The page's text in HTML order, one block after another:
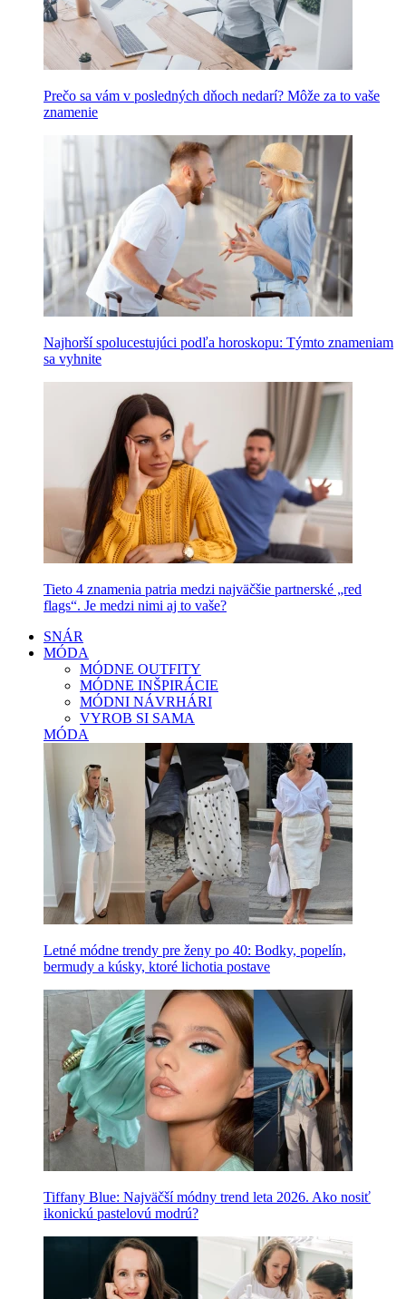
Prečo sa vám v posledných dňoch nedarí? Môže za to vaše
znamenie
Najhorší spolucestujúci podľa horoskopu: Týmto znameniam
sa vyhnite
Tieto 4 znamenia patria medzi najväčšie partnerské „red
flags“. Je medzi nimi aj to vaše?
SNÁR
MÓDA
MÓDNE OUTFITY
MÓDNE INŠPIRÁCIE
MÓDNI NÁVRHÁRI
VYROB SI SAMA
MÓDA
Letné módne trendy pre ženy po 40: Bodky, popelín,
bermudy a kúsky, ktoré lichotia postave
Tiffany Blue: Najväčší módny trend leta 2026. Ako nosiť
ikonickú pastelovú modrú?